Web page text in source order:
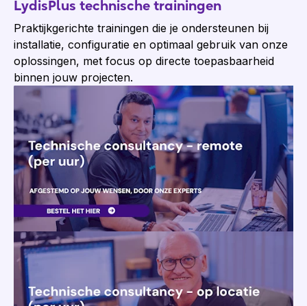
LydisPlus technische trainingen
Praktijkgerichte trainingen die je ondersteunen bij
installatie, configuratie en optimaal gebruik van onze
oplossingen, met focus op directe toepasbaarheid
binnen jouw projecten.